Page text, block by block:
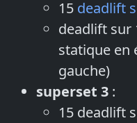
15 deadlift
deadlift sur
statique en
gauche)
superset 3 :
15 deadlift